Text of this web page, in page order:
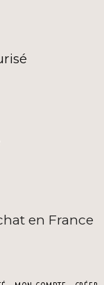
en France